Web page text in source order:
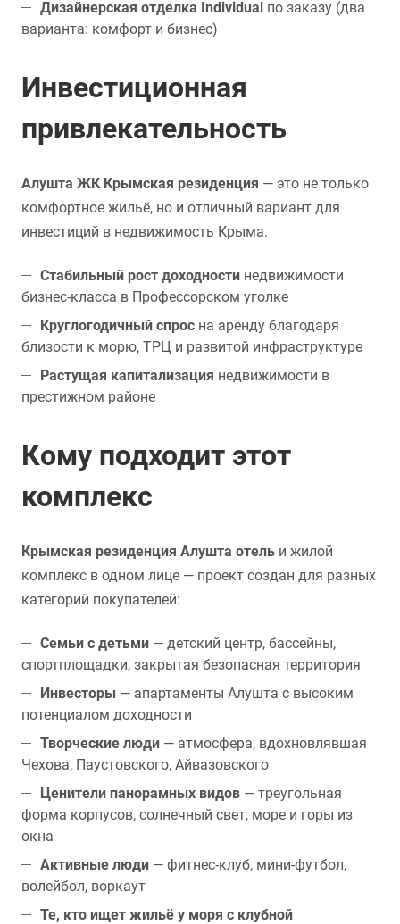
Дизайнерская отделка Individual по заказу (два
варианта: комфорт и бизнес)
Инвестиционная
привлекательность
Алушта ЖК Крымская резиденция — это не только
комфортное жильё, но и отличный вариант для
инвестиций в недвижимость Крыма.
Стабильный рост доходности недвижимости
бизнес-класса в Профессорском уголке
Круглогодичный спрос на аренду благодаря
близости к морю, ТРЦ и развитой инфраструктуре
Растущая капитализация недвижимости в
престижном районе
Кому подходит этот
комплекс
Крымская резиденция Алушта отель и жилой
комплекс в одном лице — проект создан для разных
категорий покупателей:
Семьи с детьми — детский центр, бассейны,
спортплощадки, закрытая безопасная территория
Инвесторы — апартаменты Алушта с высоким
потенциалом доходности
Творческие люди — атмосфера, вдохновлявшая
Чехова, Паустовского, Айвазовского
Ценители панорамных видов — треугольная
форма корпусов, солнечный свет, море и горы из
окна
Активные люди — фитнес-клуб, мини-футбол,
волейбол, воркаут
Те, кто ищет жильё у моря с клубной